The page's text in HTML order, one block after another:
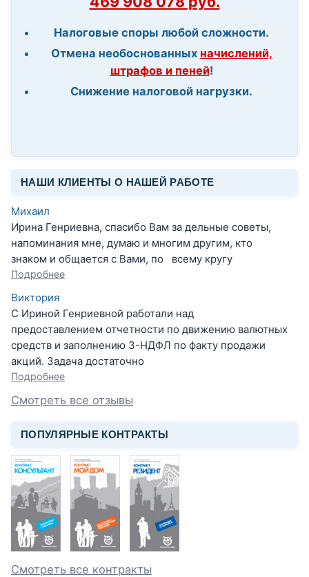
Налоговые споры любой сложности.
Отмена необоснованных начислений,
штрафов и пеней!
Снижение налоговой нагрузки.
НАШИ КЛИЕНТЫ О НАШЕЙ РАБОТЕ
Михаил
Ирина Генриевна, спасибо Вам за дельные советы,
напоминания мне, думаю и многим другим, кто
знаком и общается с Вами, по всему кругу
Подробнее
Виктория
С Ириной Генриевной работали над
предоставлением отчетности по движению валютных
средств и заполнению 3-НДФЛ по факту продажи
акций. Задача достаточно
Подробнее
Смотреть все отзывы
ПОПУЛЯРНЫЕ КОНТРАКТЫ
Смотреть все контракты